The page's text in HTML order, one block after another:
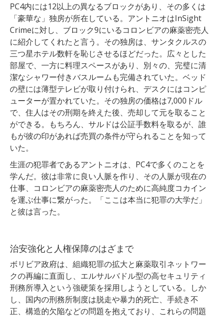
PC4内には12以上の異なるブロックがあり、その多くは
「豪華な」独房が所在している。アントニオはInSight
Crimeに対し、ブロック9にいるコロンビアの麻薬密売人
に紹介してくれたと言う。その独房は、サンタクルスの
三つ星ホテル数軒を恥じさせるほどだった。広々とした
部屋で、一方に料理スペースがあり、別々の、完璧に清
潔なシャワー付きバスルームも完備されていた。ベッド
の壁には薄型テレビが取り付けられ、デスクにはコンピ
ューターが置かれていた。その独房の価格は7,000ドル
で、住人はその刑期を終えた後、売却して元を取ること
ができる。もちろん、サルドは公証手数料を取るが、誰
もが彼の印があれば売買の条件が守られることを知って
いた。
生涯の犯罪者であるアントニオは、PC4で多くのことを
学んだ。彼は非常に良い人脈を作り、その人脈が現在の
仕事、コロンビアの麻薬密売人のために高純度コカイン
を運ぶ仕事に繋がった。「ここは本当に犯罪の大学だ」
と彼は言った。
治安強化と人権保障のはざまで
ボリビア政府は、組織犯罪の拡大と麻薬取引ネットワー
クの再編に直面し、エルサルバドル型の高セキュリティ
刑務所導入という強硬策を採用しようとしている。しか
し、国内の刑務所制度は脱走や暴力的死亡、手続き不
正、構造的欠陥などの問題を抱えており、これらの問題